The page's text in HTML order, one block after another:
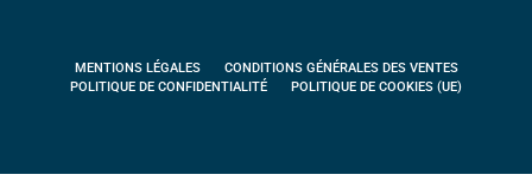
MENTIONS LÉGALES
CONDITIONS GÉNÉRALES DES VENTES
POLITIQUE DE CONFIDENTIALITÉ
POLITIQUE DE COOKIES (UE)